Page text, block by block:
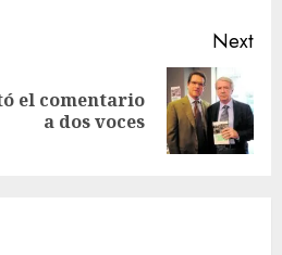
Next
el comentario
a dos voces